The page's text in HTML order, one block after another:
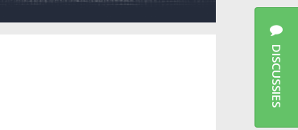
DISCUSSIES